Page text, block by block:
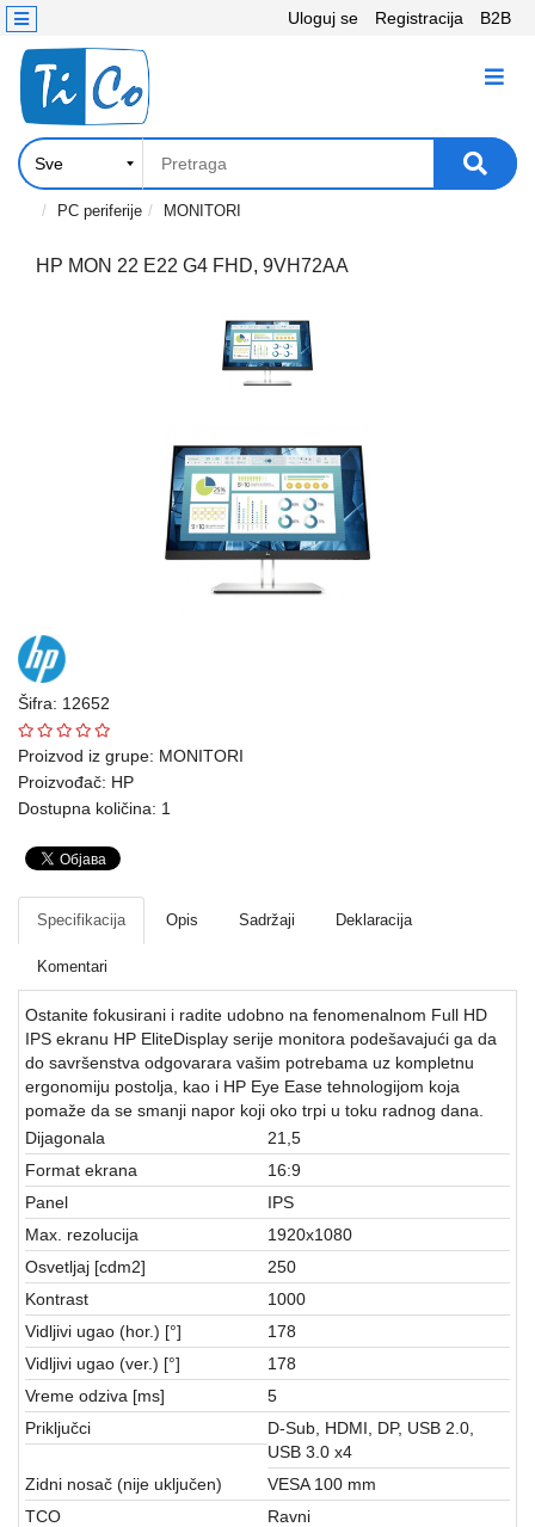
Uloguj se Registracija B2B
KATEGORIJE
Računari,
Komponente
Laptop
tablet
tehnika
Telefoni
oprema
Mrežna
Fotoaparati
kamere
Kućni
aparati
Software
Sve
kategorije
Kontakt
PC periferije MONITORI
HP MON 22 E22 G4 FHD, 9VH72AA
Šifra: 12652
Proizvod iz grupe: MONITORI
Proizvođač: HP
Dostupna količina: 1
Specifikacija Opis Sadržaji Deklaracija
Komentari
Ostanite fokusirani i radite udobno na fenomenalnom Full HD
IPS ekranu HP EliteDisplay serije monitora podešavajući ga da
do savršenstva odgovarara vašim potrebama uz kompletnu
ergonomiju postolja, kao i HP Eye Ease tehnologijom koja
pomaže da se smanji napor koji oko trpi u toku radnog dana.
Dijagonala
21,5
Format ekrana
16:9
Panel
IPS
Max. rezolucija
1920x1080
Osvetljaj [cdm2]
250
Kontrast
1000
Vidljivi ugao (hor.) [°]
178
Vidljivi ugao (ver.) [°]
178
Vreme odziva [ms]
5
Priključci
D-Sub, HDMI, DP, USB 2.0,
USB 3.0 x4
Zidni nosač (nije uključen)
VESA 100 mm
TCO
Ravni